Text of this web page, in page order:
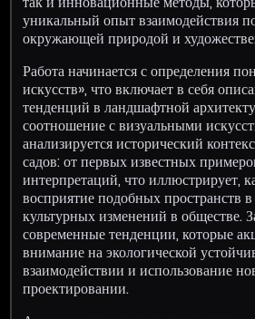
уникальный опыт взаимодействия
окружающей природой и
Работа начинается с определения
искусств», что включает в себя
тенденций в ландшафтной
соотношение с визуальными
анализируется исторический
садов: от первых известных
интерпретаций, что иллюстрирует,
восприятие подобных пространств
культурных изменений в обществе.
современные тенденции, которые
внимание на экологической
взаимодействии и использование
проектировании.